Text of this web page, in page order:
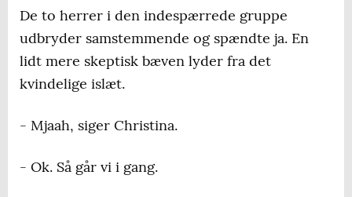
De to herrer i den indespærrede gruppe
udbryder samstemmende og spændte ja. En
lidt mere skeptisk bæven lyder fra det
kvindelige islæt.
- Mjaah, siger Christina.
- Ok. Så går vi i gang.